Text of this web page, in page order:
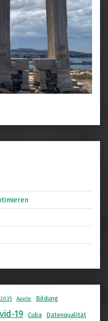
Apple Bildung
19 Cuba Datenqualität